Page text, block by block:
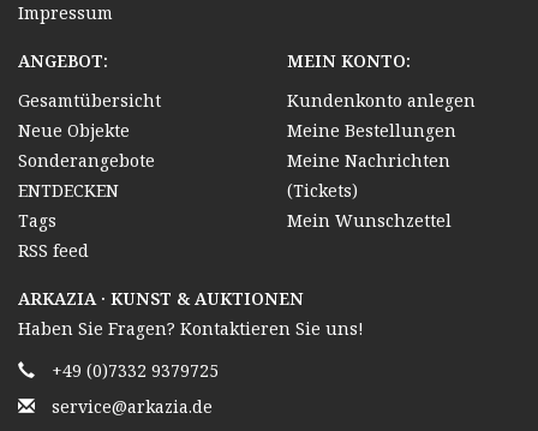
Impressum
ANGEBOT:
Gesamtübersicht
Neue Objekte
Sonderangebote
ENTDECKEN
Tags
RSS feed
MEIN KONTO:
Kundenkonto anlegen
Meine Bestellungen
Meine Nachrichten
(Tickets)
Mein Wunschzettel
ARKAZIA · KUNST & AUKTIONEN
Haben Sie Fragen? Kontaktieren Sie uns!
+49 (0)7332 9379725
service@arkazia.de